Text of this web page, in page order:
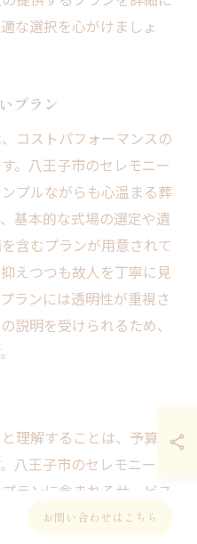
な選択を心がけましょ
プラン
コストパフォーマンスの
。八王子市のセレモニー
プルながらも心温まる葬
基本的な式場の選定や遺
含むプランが用意されて
えつつも故人を丁寧に見
ランには透明性が重視さ
説明を受けられるため、
理解することは、予算の
八王子市のセレモニープ
ランに含まれるサービス
の搬送、祭壇の設営、そ
お問い合わせはこちら